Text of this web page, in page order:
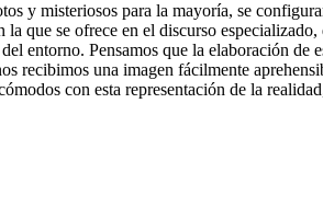
y misteriosos para la mayoría, se
que se ofrece en el discurso
entorno. Pensamos que la elaboración
recibimos una imagen fácilmente
con esta representación de la